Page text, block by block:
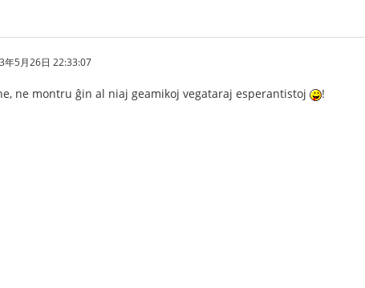
年5月26日 22:33:07
ne montru ĝin al niaj geamikoj vegataraj esperantistoj !